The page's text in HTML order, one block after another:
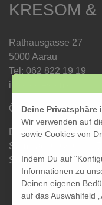
KRESOM &
Rathausgasse 27
5000 Aarau
Tel: 062 822 19 19
info@kresom.ch
Öffnungszeiten
Dienstag bis Freitag:
Samstag: 09.30 bis
Sonntag & Montag
Deine
Wir verwenden auf
sowie Cookies von
Indem Du auf
Informationen zu
Deinen eigenen
auf das Auswahlfeld